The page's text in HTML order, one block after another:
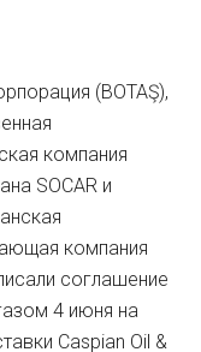
(BOTAŞ),
компания
SOCAR и
компания
соглашение
4 июня на
Caspian Oil &